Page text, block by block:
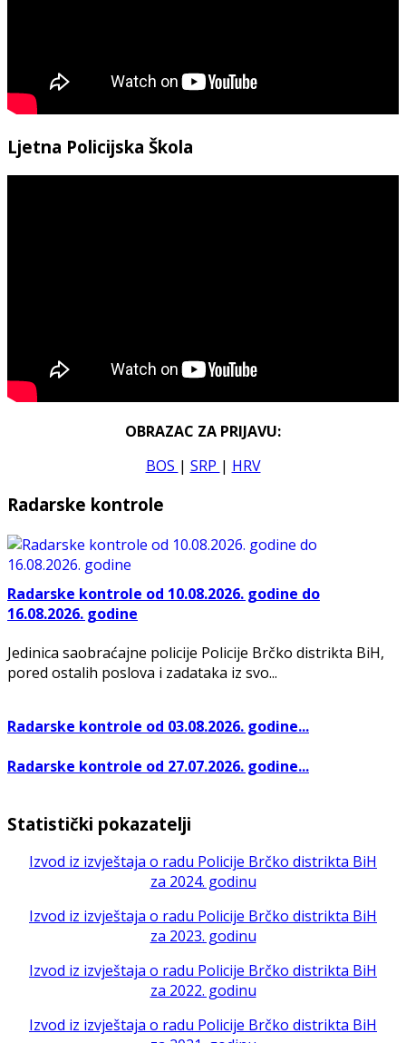
Ljetna Policijska Škola
OBRAZAC ZA PRIJAVU:
BOS | SRP | HRV
Radarske kontrole
Radarske kontrole od 10.08.2026. godine do
16.08.2026. godine
Jedinica saobraćajne policije Policije Brčko distrikta BiH,
pored ostalih poslova i zadataka iz svo...
Radarske kontrole od 03.08.2026. godine...
Radarske kontrole od 27.07.2026. godine...
Statistički pokazatelji
Izvod iz izvještaja o radu Policije Brčko distrikta BiH
za 2024. godinu
Izvod iz izvještaja o radu Policije Brčko distrikta BiH
za 2023. godinu
Izvod iz izvještaja o radu Policije Brčko distrikta BiH
za 2022. godinu
Izvod iz izvještaja o radu Policije Brčko distrikta BiH